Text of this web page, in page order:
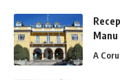
Manu
A